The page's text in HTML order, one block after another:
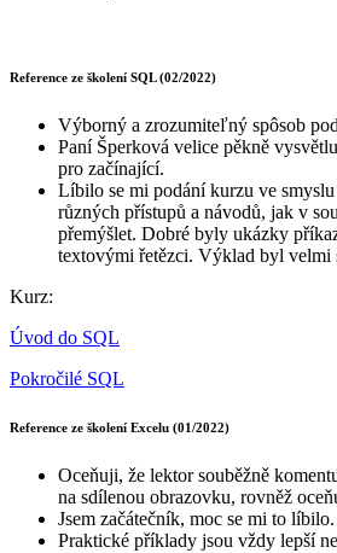
Reference ze školení SQL (02/2022)
Výborný a zrozumiteľný spôsob
Paní Šperková velice pěkně
pro začínající.
Líbilo se mi podání kurzu ve
různých přístupů a návodů, jak v
přemýšlet. Dobré byly ukázky
textovými řetězci. Výklad byl velmi
Kurz:
Úvod do SQL
Pokročilé SQL
Reference ze školení Excelu (01/2022)
Oceňuji, že lektor souběžně
na sdílenou obrazovku, rovněž
Jsem začátečník, moc se mi to líbilo.
Praktické příklady jsou vždy lepší